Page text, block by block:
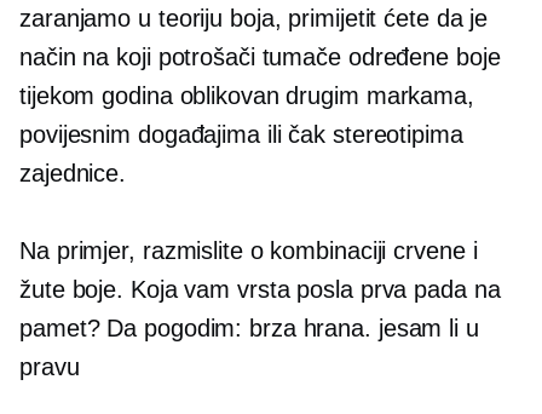
zaranjamo u teoriju boja, primijetit ćete da je
način na koji potrošači tumače određene boje
tijekom godina oblikovan drugim markama,
povijesnim događajima ili čak stereotipima
zajednice.
Na primjer, razmislite o kombinaciji crvene i
žute boje. Koja vam vrsta posla prva pada na
pamet? Da pogodim: brza hrana. jesam li u
pravu